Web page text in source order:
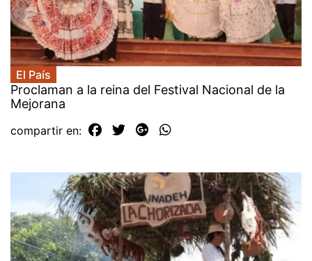
El País
Proclaman a la reina del Festival Nacional de la
Mejorana
compartir en: